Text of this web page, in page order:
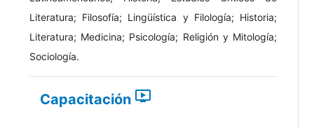
Literatura; Filosofía; Lingüística y Filología; Historia;
Literatura; Medicina; Psicología; Religión y Mitología;
Sociología.
Capacitación ondemand_video